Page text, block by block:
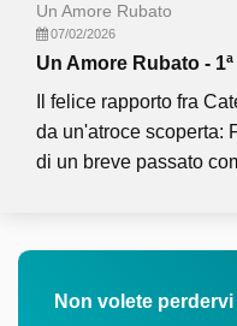
Un Amore Rubato
07/02/2026
Un Amore Rubato -
Il felice rapporto fra
da un'atroce scoperta:
di un breve passato
Non volete